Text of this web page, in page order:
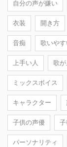
自分の声が嫌い
衣装 開き方
音痴 歌いやす
上手い人 歌が
ミックスボイス
キャラクター
子供の声優
パーソナリティ